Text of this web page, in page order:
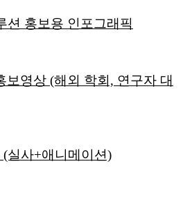
션 홍보용 인포그래픽
보영상 (해외 학회, 연구자 대
실사+애니메이션)